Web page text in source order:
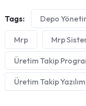
Tags: Depo
Mrp Mrp
Üretim Takip
Üretim Takip